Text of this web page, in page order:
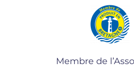
Membre de